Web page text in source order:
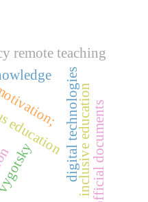
digital technologies
remote teaching
inclusive educationofficial documents